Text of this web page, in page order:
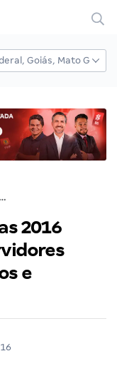
Concurso IF Sul de Minas 2016 oferece vagas para servidores técnico-administrativos e docentes!
2016
e